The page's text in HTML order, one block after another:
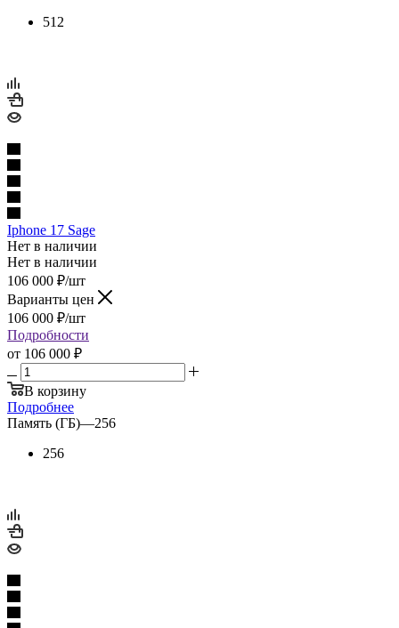
512
Iphone 17 Sage
Нет в наличии
Нет в наличии
106 000 ₽/шт
Варианты цен
106 000 ₽/шт
Подробности
от 106 000 ₽
В корзину
Подробнее
Память (ГБ)—256
256